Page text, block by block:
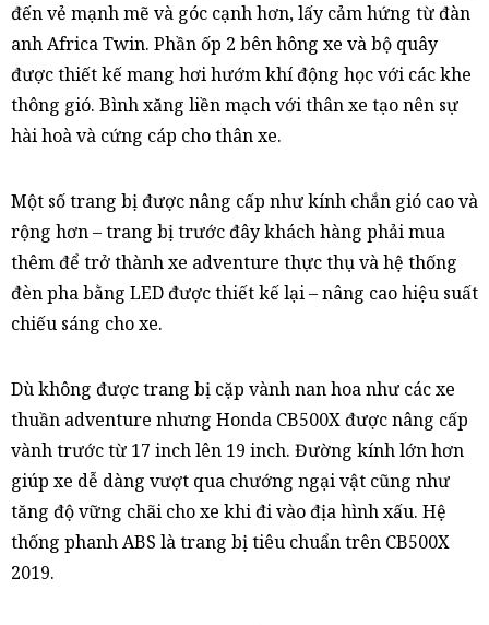
đến vẻ mạnh mẽ và góc cạnh hơn, lấy cảm hứng từ đàn
anh Africa Twin. Phần ốp 2 bên hông xe và bộ quây
được thiết kế mang hơi hướm khí động học với các khe
thông gió. Bình xăng liền mạch với thân xe tạo nên sự
hài hoà và cứng cáp cho thân xe.
Một số trang bị được nâng cấp như kính chắn gió cao và
rộng hơn – trang bị trước đây khách hàng phải mua
thêm để trở thành xe adventure thực thụ và hệ thống
đèn pha bằng LED được thiết kế lại – nâng cao hiệu suất
chiếu sáng cho xe.
Dù không được trang bị cặp vành nan hoa như các xe
thuần adventure nhưng Honda CB500X được nâng cấp
vành trước từ 17 inch lên 19 inch. Đường kính lớn hơn
giúp xe dễ dàng vượt qua chướng ngại vật cũng như
tăng độ vững chãi cho xe khi đi vào địa hình xấu. Hệ
thống phanh ABS là trang bị tiêu chuẩn trên CB500X
2019.